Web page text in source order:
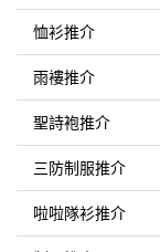
恤衫推介
雨褸推介
聖詩袍推介
三防制服推介
啦啦隊衫推介